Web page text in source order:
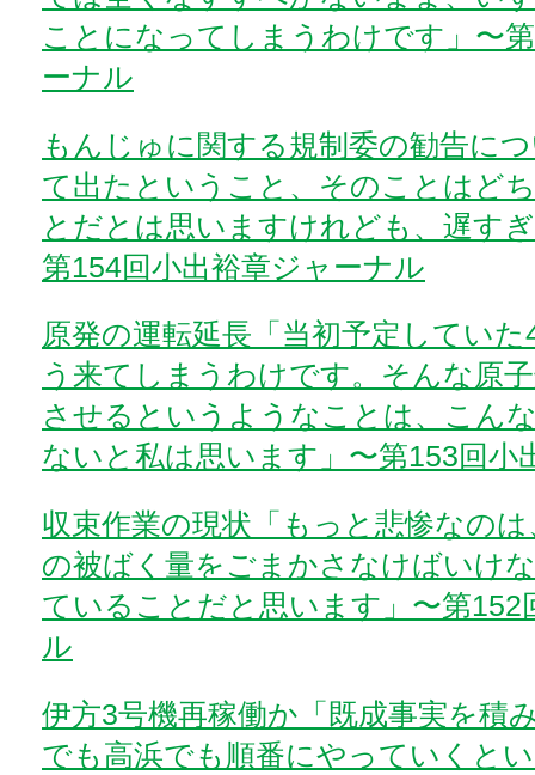
ことになってしまうわけです」〜
ーナル
もんじゅに関する規制委の勧告に
て出たということ、そのことはど
とだとは思いますけれども、遅す
第154回小出裕章ジャーナル
原発の運転延長「当初予定してい
う来てしまうわけです。そんな原
させるというようなことは、こん
ないと私は思います」〜第153回小
収束作業の現状「もっと悲惨なの
の被ばく量をごまかさなけばいけ
ていることだと思います」〜第152
ル
伊方3号機再稼働か「既成事実を積
でも高浜でも順番にやっていくと